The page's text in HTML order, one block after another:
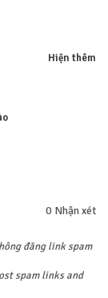
Hiện thêm
0 Nhận xét
đăng link spam
spam links and